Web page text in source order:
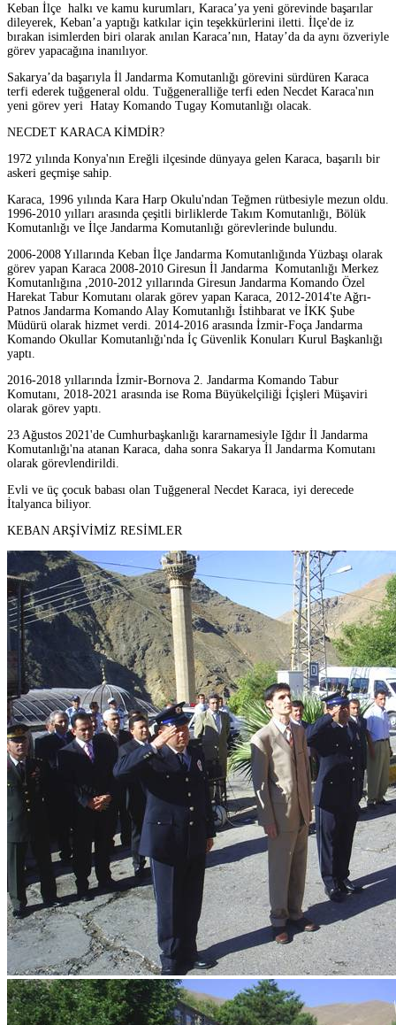
Keban İlçe halkı ve kamu kurumları, Karaca’ya yeni görevinde başarılar
dileyerek, Keban’a yaptığı katkılar için teşekkürlerini iletti. İlçe'de iz
bırakan isimlerden biri olarak anılan Karaca’nın, Hatay’da da aynı özveriyle
görev yapacağına inanılıyor.
Sakarya’da başarıyla İl Jandarma Komutanlığı görevini sürdüren Karaca
terfi ederek tuğgeneral oldu. Tuğgeneralliğe terfi eden Necdet Karaca'nın
yeni görev yeri Hatay Komando Tugay Komutanlığı olacak.
NECDET KARACA KİMDİR?
1972 yılında Konya'nın Ereğli ilçesinde dünyaya gelen Karaca, başarılı bir
askeri geçmişe sahip.
Karaca, 1996 yılında Kara Harp Okulu'ndan Teğmen rütbesiyle mezun oldu.
1996-2010 yılları arasında çeşitli birliklerde Takım Komutanlığı, Bölük
Komutanlığı ve İlçe Jandarma Komutanlığı görevlerinde bulundu.
2006-2008 Yıllarında Keban İlçe Jandarma Komutanlığında Yüzbaşı olarak
görev yapan Karaca 2008-2010 Giresun İl Jandarma Komutanlığı Merkez
Komutanlığına ,2010-2012 yıllarında Giresun Jandarma Komando Özel
Harekat Tabur Komutanı olarak görev yapan Karaca, 2012-2014'te Ağrı-
Patnos Jandarma Komando Alay Komutanlığı İstihbarat ve İKK Şube
Müdürü olarak hizmet verdi. 2014-2016 arasında İzmir-Foça Jandarma
Komando Okullar Komutanlığı'nda İç Güvenlik Konuları Kurul Başkanlığı
yaptı.
2016-2018 yıllarında İzmir-Bornova 2. Jandarma Komando Tabur
Komutanı, 2018-2021 arasında ise Roma Büyükelçiliği İçişleri Müşaviri
olarak görev yaptı.
23 Ağustos 2021'de Cumhurbaşkanlığı kararnamesiyle Iğdır İl Jandarma
Komutanlığı'na atanan Karaca, daha sonra Sakarya İl Jandarma Komutanı
olarak görevlendirildi.
Evli ve üç çocuk babası olan Tuğgeneral Necdet Karaca, iyi derecede
İtalyanca biliyor.
KEBAN ARŞİVİMİZ RESİMLER